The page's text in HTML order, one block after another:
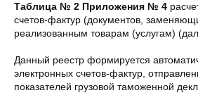
Таблица № 2 Приложения № 4
счетов-фактур (документов,
реализованным товарам (услугам)
Данный реестр формируется
электронных счетов-фактур,
показателей грузовой таможенной